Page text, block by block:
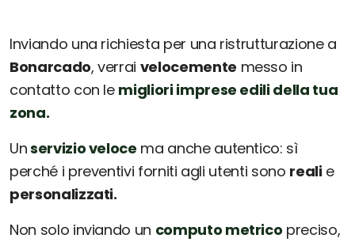
Inviando una richiesta per una ristrutturazione a
Bonarcado, verrai velocemente messo in
contatto con le migliori imprese edili della tua
zona.
Unservizio veloce ma anche autentico: sì
perché i preventivi forniti agli utenti sono realie
personalizzati.
Non solo inviando un computo metrico preciso,